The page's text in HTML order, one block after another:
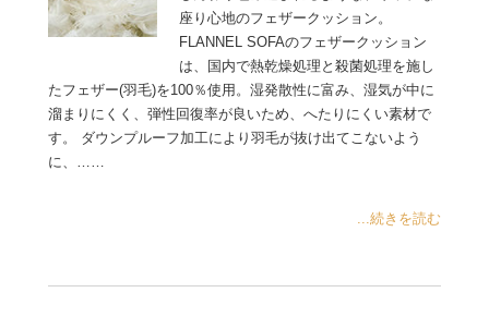
座り心地のフェザークッション。
FLANNEL SOFAのフェザークッション
は、国内で熱乾燥処理と殺菌処理を施し
たフェザー(羽毛)を100％使用。湿発散性に富み、湿気が中に
溜まりにくく、弾性回復率が良いため、へたりにくい素材で
す。 ダウンプルーフ加工により羽毛が抜け出てこないよう
に、……
...続きを読む